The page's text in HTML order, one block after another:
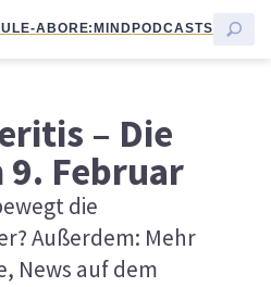
ABORE:MINDPODCASTS
– Die
9. Februar
die
Außerdem: Mehr
News auf dem